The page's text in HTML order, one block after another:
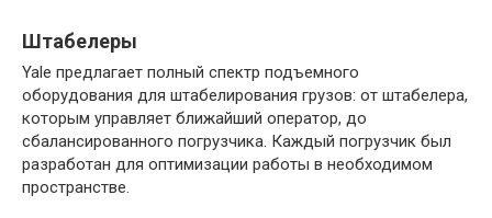
Штабелеры
Yale предлагает полный спектр подъемного
оборудования для штабелирования грузов: от штабелера,
которым управляет ближайший оператор, до
сбалансированного погрузчика. Каждый погрузчик был
разработан для оптимизации работы в необходимом
пространстве.